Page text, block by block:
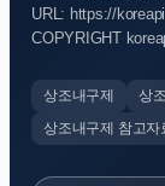
URL: https://
COPYRIGHT
상조내구제 상
상조내구제 참고자